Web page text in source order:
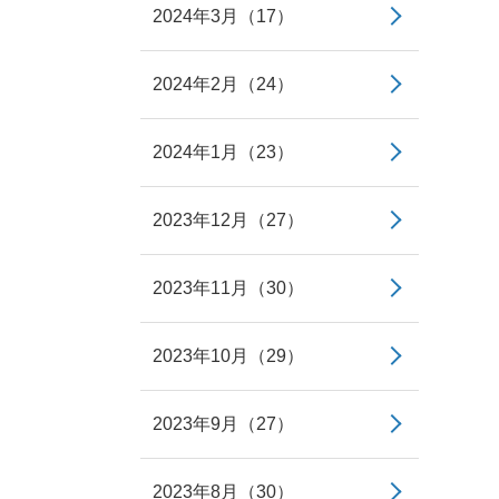
2024年3月（17）
2024年2月（24）
2024年1月（23）
2023年12月（27）
2023年11月（30）
2023年10月（29）
2023年9月（27）
2023年8月（30）